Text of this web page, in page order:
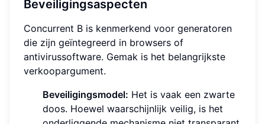
Beveiligingsaspecten
Concurrent B is kenmerkend voor generatoren
die zijn geïntegreerd in browsers of
antivirussoftware. Gemak is het belangrijkste
verkoopargument.
Beveiligingsmodel: Het is vaak een zwarte
doos. Hoewel waarschijnlijk veilig, is het